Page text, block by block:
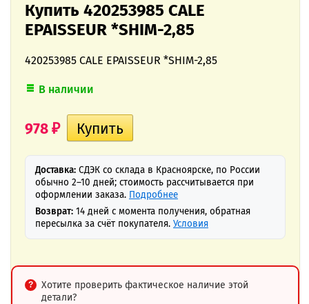
Купить 420253985 CALE
EPAISSEUR *SHIM-2,85
420253985 CALE EPAISSEUR *SHIM-2,85
В наличии
978 ₽
Доставка: СДЭК со склада в Красноярске, по России
обычно 2–10 дней; стоимость рассчитывается при
оформлении заказа. Подробнее
Возврат: 14 дней с момента получения, обратная
пересылка за счёт покупателя. Условия
Хотите проверить фактическое наличие этой
детали?